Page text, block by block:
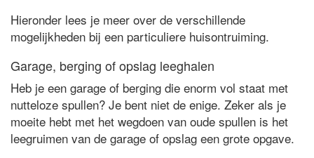
Hieronder lees je meer over de verschillende
mogelijkheden bij een particuliere huisontruiming.
Garage, berging of opslag leeghalen
Heb je een garage of berging die enorm vol staat met
nutteloze spullen? Je bent niet de enige. Zeker als je
moeite hebt met het wegdoen van oude spullen is het
leegruimen van de garage of opslag een grote opgave.